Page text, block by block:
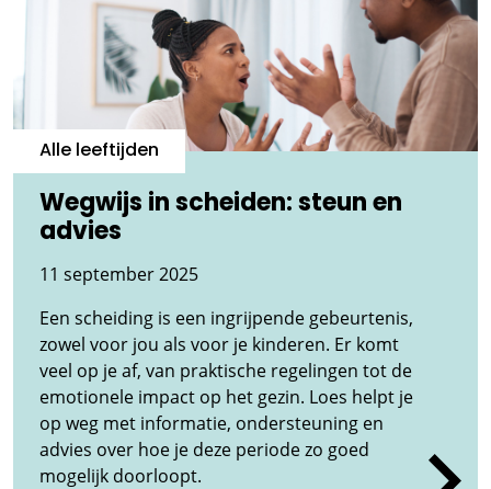
Wegwijs in scheiden: steun en
advies
Alle leeftijden
11 september 2025
Een scheiding is een ingrijpende gebeurtenis,
zowel voor jou als voor je kinderen. Er komt
veel op je af, van praktische regelingen tot de
emotionele impact op het gezin. Loes helpt je
op weg met informatie, ondersteuning en
advies over hoe je deze periode zo goed
mogelijk doorloopt.